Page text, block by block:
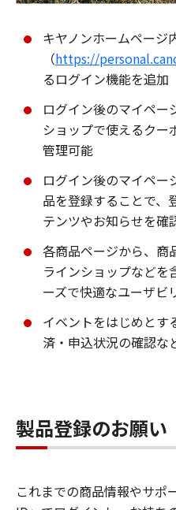
キヤノンホームページ
（https://
るログイン機能を追加
ログイン後のマイペー
ショップで使えるクー
管理可能
ログイン後のマイペー
品を登録することで、
テンツやお知らせを確
各商品ページから、商
ラインショップなどを
ーズで快適なユーザビ
イベントをはじめとす
済・申込状況の確認な
製品登録のお願い
これまでの商品情報やサポ